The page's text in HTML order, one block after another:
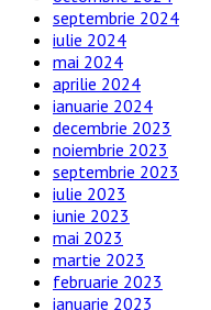
septembrie 2024
iulie 2024
mai 2024
aprilie 2024
ianuarie 2024
decembrie 2023
noiembrie 2023
septembrie 2023
iulie 2023
iunie 2023
mai 2023
martie 2023
februarie 2023
ianuarie 2023